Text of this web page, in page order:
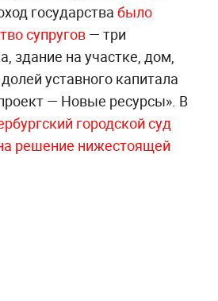
государства было
супругов— три
здание на участке, дом,
уставного капитала
— Новые ресурсы». В
городской суд
решение нижестоящей